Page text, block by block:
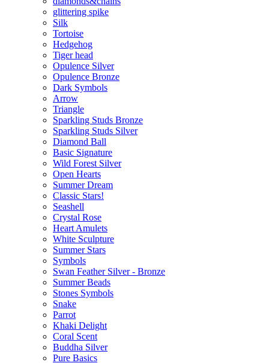
glittering spike
Silk
Tortoise
Hedgehog
Tiger head
Opulence Silver
Opulence Bronze
Dark Symbols
Arrow
Triangle
Sparkling Studs Bronze
Sparkling Studs Silver
Diamond Ball
Basic Signature
Wild Forest Silver
Open Hearts
Summer Dream
Classic Stars!
Seashell
Crystal Rose
Heart Amulets
White Sculpture
Summer Stars
Symbols
Swan Feather Silver - Bronze
Summer Beads
Stones Symbols
Snake
Parrot
Khaki Delight
Coral Scent
Buddha Silver
Pure Basics